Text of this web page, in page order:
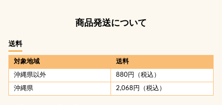
商品発送について
送料
対象地域 送料
沖縄県以外 880円（税込）
沖縄県 2,068円（税込）